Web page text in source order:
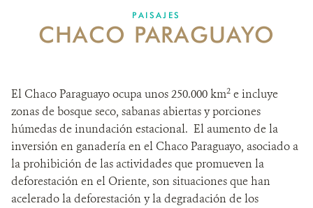
DONA
PAISAJES
CHACO PARAGUAYO
El Chaco Paraguayo ocupa unos 250.000 km2 e incluye
zonas de bosque seco, sabanas abiertas y porciones
húmedas de inundación estacional. El aumento de la
inversión en ganadería en el Chaco Paraguayo, asociado a
la prohibición de las actividades que promueven la
deforestación en el Oriente, son situaciones que han
acelerado la deforestación y la degradación de los